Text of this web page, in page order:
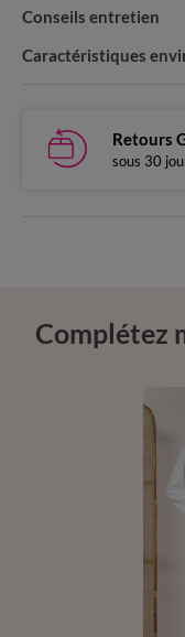
Conseils entretien
Caractéristiques
Retours
sous 30
Complétez